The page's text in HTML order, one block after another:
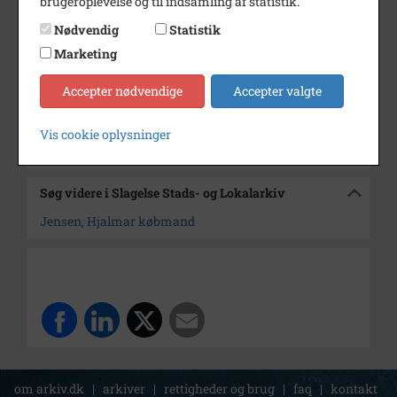
Årstal
1930
Dateringsnote
1930
Fotograf
Ukendt
Arkiv
Slagelse Stads- og Lokalarkiv
Kontakt arkivet
Søg videre i Slagelse Stads- og Lokalarkiv
Jensen, Hjalmar købmand
om arkiv.dk | arkiver | rettigheder og brug | faq | kontakt
Nødvendig
Statistik
Marketing
Accepter nødvendige Accepter valgte
Vis cookie oplysninger